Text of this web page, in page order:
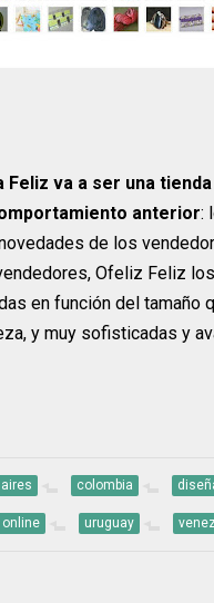
Feliz va a ser una
anterior:
de los
Ofeliz Feliz
en función del tamaño
y muy sofisticadas y
colombia
uruguay